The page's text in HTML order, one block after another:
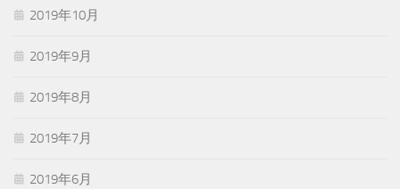
2019年10月
2019年9月
2019年8月
2019年7月
2019年6月